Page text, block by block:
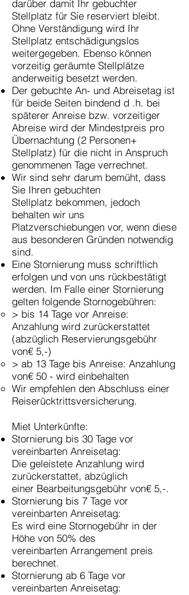
darüber damit Ihr gebuchter
Stellplatz für Sie reserviert bleibt.
Ohne Verständigung wird Ihr
Stellplatz entschädigungslos
weitergegeben. Ebenso können
vorzeitig geräumte Stellplätze
anderweitig besetzt werden.
Der gebuchte An- und Abreisetag ist
für beide Seiten bindend d .h. bei
späterer Anreise bzw. vorzeitiger
Abreise wird der Mindestpreis pro
Übernachtung (2 Personen+
Stellplatz) für die nicht in Anspruch
genommenen Tage verrechnet.
Wir sind sehr darum bemüht, dass
Sie Ihren gebuchten
Stellplatz bekommen, jedoch
behalten wir uns
Platzverschiebungen vor, wenn diese
aus besonderen Gründen notwendig
sind.
Eine Stornierung muss schriftlich
erfolgen und von uns rückbestätigt
werden. Im Falle einer Stornierung
gelten folgende Stornogebühren:
> bis 14 Tage vor Anreise:
Anzahlung wird zurückerstattet
(abzüglich Reservierungsgebühr
von€ 5,-)
> ab 13 Tage bis Anreise: Anzahlung
von€ 50 - wird einbehalten
Wir empfehlen den Abschluss einer
Reiserücktrittsversicherung.
Miet Unterkünfte:
Stornierung bis 30 Tage vor
vereinbarten Anreisetag:
Die geleistete Anzahlung wird
zurückerstattet, abzüglich
einer Bearbeitungsgebühr von€ 5,-.
Stornierung bis 7 Tage vor
vereinbarten Anreisetag:
Es wird eine Stornogebühr in der
Höhe von 50% des
vereinbarten Arrangement preis
berechnet.
Stornierung ab 6 Tage vor
vereinbarten Anreisetag: